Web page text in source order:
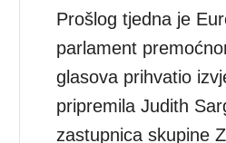
Prošlog tjedna je
parlament
glasova prihvatio
pripremila Judith
zastupnica skupine